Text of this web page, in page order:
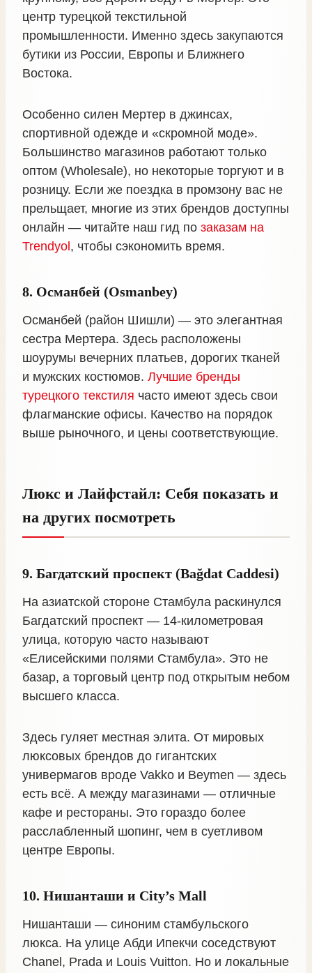
центр турецкой текстильной
промышленности. Именно здесь закупаются
бутики из России, Европы и Ближнего
Востока.
Особенно силен Мертер в джинсах,
спортивной одежде и «скромной моде».
Большинство магазинов работают только
оптом (Wholesale), но некоторые торгуют и в
розницу. Если же поездка в промзону вас не
прельщает, многие из этих брендов доступны
онлайн — читайте наш гид по заказам на
Trendyol , чтобы сэкономить время.
8. Османбей (Osmanbey)
Османбей (район Шишли) — это элегантная
сестра Мертера. Здесь расположены
шоурумы вечерних платьев, дорогих тканей
и мужских костюмов. Лучшие бренды
турецкого текстиля часто имеют здесь свои
флагманские офисы. Качество на порядок
выше рыночного, и цены соответствующие.
Люкс и Лайфстайл: Себя показать и
на других посмотреть
9. Багдатский проспект (Bağdat Caddesi)
На азиатской стороне Стамбула раскинулся
Багдатский проспект — 14-километровая
улица, которую часто называют
«Елисейскими полями Стамбула». Это не
базар, а торговый центр под открытым небом
высшего класса.
Здесь гуляет местная элита. От мировых
люксовых брендов до гигантских
универмагов вроде Vakko и Beymen — здесь
есть всё. А между магазинами — отличные
кафе и рестораны. Это гораздо более
расслабленный шопинг, чем в суетливом
центре Европы.
10. Нишанташи и City’s Mall
Нишанташи — синоним стамбульского
люкса. На улице Абди Ипекчи соседствуют
Chanel, Prada и Louis Vuitton. Но и локальные